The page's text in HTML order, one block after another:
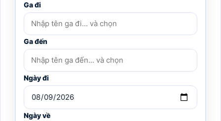
Ga đi
Ga đến
Ngày đi
Ngày về